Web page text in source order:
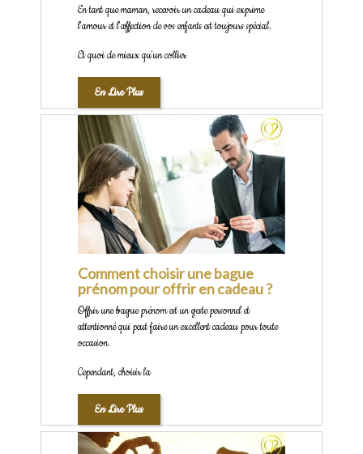
En tant que maman, recevoir un cadeau qui exprime
l'amour et l'affection de vos enfants est toujours spécial.
Et quoi de mieux qu'un collier
En Lire Plus
Comment choisir une bague
prénom pour offrir en cadeau ?
Offrir une bague prénom est un geste personnel et
attentionné qui peut faire un excellent cadeau pour toute
occasion.
Cependant, choisir la
En Lire Plus